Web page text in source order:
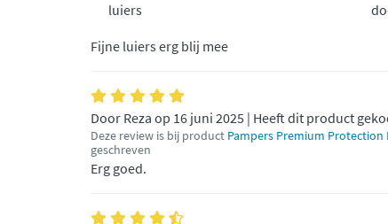
luiers
Fijne luiers erg blij mee
Door Reza op 16 juni 2025 | Heeft dit product
Deze review is bij product Pampers Premium Protection
geschreven
Erg goed.